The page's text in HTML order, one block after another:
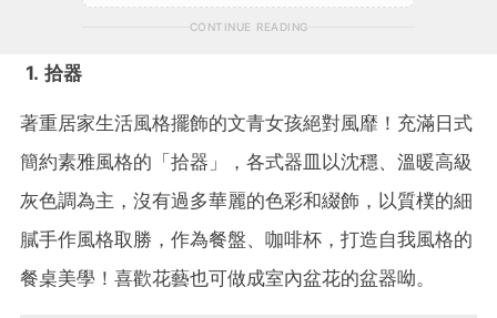
CONTINUE READING
1. 拾器
著重居家生活風格擺飾的文青女孩絕對風靡！充滿日式
簡約素雅風格的「拾器」，各式器皿以沈穩、溫暖高級
灰色調為主，沒有過多華麗的色彩和綴飾，以質樸的細
膩手作風格取勝，作為餐盤、咖啡杯，打造自我風格的
餐桌美學！喜歡花藝也可做成室內盆花的盆器呦。